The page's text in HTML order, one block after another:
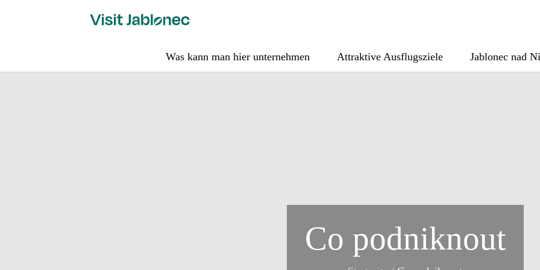
Was kann man hier unternehmen Attraktive Ausflugsziele Jablonec nad
Co podniknout